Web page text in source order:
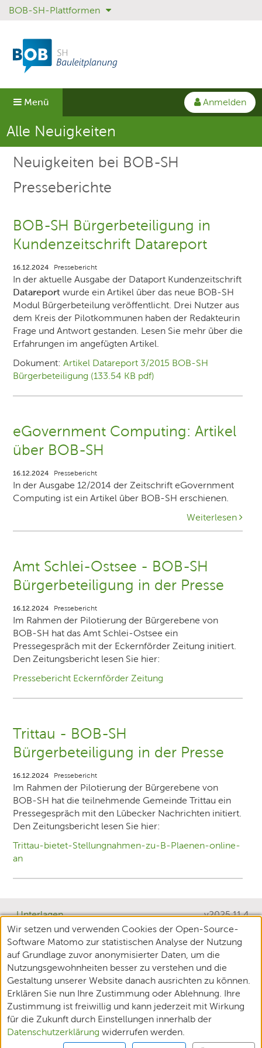
Sprungmenü
Direkt
Hauptnavigation
springen
Direkt
Inhalt
springen
Login
springen
BOB-SH-Plattformen
Menü
Anmelden
Alle Neuigkeiten
Neuigkeiten bei BOB-SH
Presseberichte
BOB-SH Bürgerbeteiligung in
Kundenzeitschrift Datareport
16.12.2024 Pressebericht
In der aktuelle Ausgabe der Dataport Kundenzeitschrift
Datareport wurde ein Artikel über das neue BOB-SH
Modul Bürgerbeteilung veröffentlicht. Drei Nutzer aus
dem Kreis der Pilotkommunen haben der Redakteurin
Frage und Antwort gestanden. Lesen Sie mehr über die
Erfahrungen im angefügten Artikel.
Dokument: Artikel Datareport 3/2015 BOB-SH
Bürgerbeteiligung (133.54 KB pdf)
eGovernment Computing: Artikel
über BOB-SH
16.12.2024 Pressebericht
In der Ausgabe 12/2014 der Zeitschrift eGovernment
Computing ist ein Artikel über BOB-SH erschienen.
Weiterlesen
Amt Schlei-Ostsee - BOB-SH
Bürgerbeteiligung in der Presse
16.12.2024 Pressebericht
Im Rahmen der Pilotierung der Bürgerebene von
BOB-SH hat das Amt Schlei-Ostsee ein
Pressegespräch mit der Eckernförder Zeitung initiert.
Den Zeitungsbericht lesen Sie hier:
Pressebericht Eckernförder Zeitung
Trittau - BOB-SH
Bürgerbeteiligung in der Presse
16.12.2024 Pressebericht
Im Rahmen der Pilotierung der Bürgerebene von
BOB-SH hat die teilnehmende Gemeinde Trittau ein
Pressegespräch mit den Lübecker Nachrichten initiert.
Den Zeitungsbericht lesen Sie hier:
Trittau-bietet-Stellungnahmen-zu-B-Plaenen-online-
an
Unterlagen
Teilnehmende
XPlanung
Datenschutz
Impressum
Barrierefreiheit
Nutzungsbedingungen
v2025.11.4
Wir setzen und verwenden Cookies der Open-Source-
Software Matomo zur statistischen Analyse der Nutzung
auf Grundlage zuvor anonymisierter Daten, um die
Nutzungsgewohnheiten besser zu verstehen und die
Gestaltung unserer Website danach ausrichten zu können.
Erklären Sie nun Ihre Zustimmung oder Ablehnung. Ihre
Zustimmung ist freiwillig und kann jederzeit mit Wirkung
für die Zukunft durch Einstellungen innerhalb der
Datenschutzerklärung widerrufen werden.